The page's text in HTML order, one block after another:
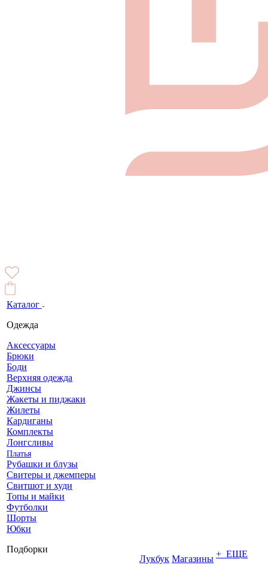
Каталог
Одежда
Аксессуары
Брюки
Боди
Верхняя одежда
Джинсы
Жакеты и пиджаки
Жилеты
Кардиганы
Комплекты
Лонгсливы
Платья
Рубашки и блузы
Свитеры и джемперы
Свитшот и худи
Топы и майки
Футболки
Шорты
Юбки
Подборки
Лукбук Магазины + ЕЩЕ